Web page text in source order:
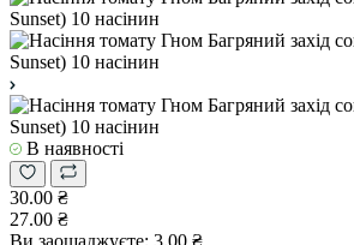
В наявності
30.00 ₴
27.00 ₴
Ви заощаджуєте: 3.00 ₴